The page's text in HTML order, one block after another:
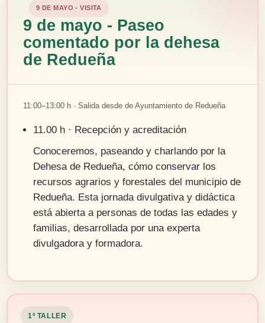
9 DE MAYO - VISITA
9 de mayo - Paseo
comentado por la dehesa
de Redueña
11:00–13:00 h · Salida desde de Ayuntamiento de Redueña
11.00 h · Recepción y acreditación
Conoceremos, paseando y charlando por la
Dehesa de Redueña, cómo conservar los
recursos agrarios y forestales del municipio de
Redueña. Esta jornada divulgativa y didáctica
está abierta a personas de todas las edades y
familias, desarrollada por una experta
divulgadora y formadora.
1º TALLER